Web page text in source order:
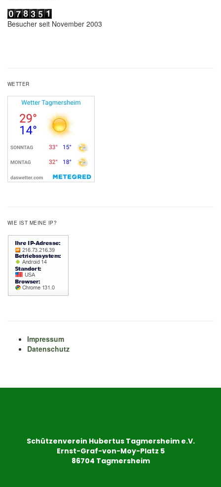
Besucher seit November 2003
WETTER
WIE IST MEINE IP?
Impressum
Datenschutz
Schützenverein Hubertus Tagmersheim e.V.
Ernst-Graf-von-Moy-Platz 5
86704 Tagmersheim